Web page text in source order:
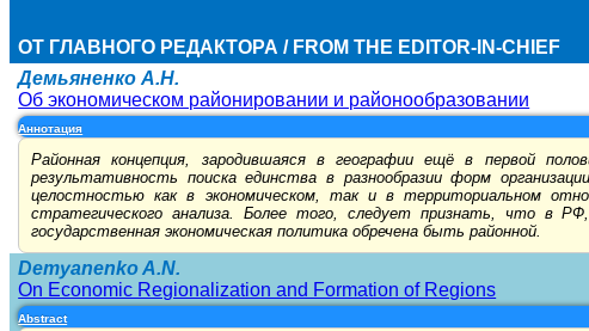
ОТ ГЛАВНОГО РЕДАКТОРА / FROM THE EDITOR-IN-CHIEF
Демьяненко А.Н.
Об экономическом районировании и районообразовании
Аннотация
Районная концепция, зародившаяся в географии ещё в первой
результативность поиска единства в разнообразии форм
целостностью как в экономическом, так и в территориальном
стратегического анализа. Более того, следует признать, что в
государственная экономическая политика обречена быть районной.
Demyanenko A.N.
On Economic Regionalization and Formation of Regions
Abstract